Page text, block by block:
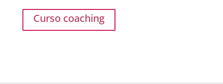
Curso coaching